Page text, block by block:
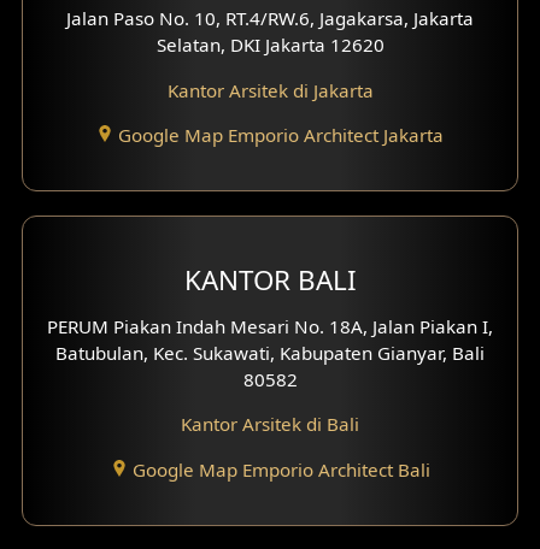
Desain Eksterior Villa
Desain Eksterior Perumahan
Desain Klinik
Desain Perumahan
Jalan Paso No. 10, RT.4/RW.6, Jagakarsa, Jakarta
Selatan, DKI Jakarta 12620
Kantor Arsitek di Jakarta
Google Map Emporio Architect Jakarta
KANTOR BALI
PERUM Piakan Indah Mesari No. 18A, Jalan Piakan I,
Batubulan, Kec. Sukawati, Kabupaten Gianyar, Bali
80582
Kantor Arsitek di Bali
Google Map Emporio Architect Bali